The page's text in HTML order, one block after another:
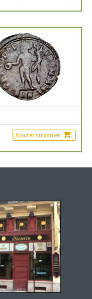
Ajouter au panier